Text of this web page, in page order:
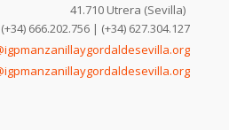
41.710 Utrera (Sevilla)
666.202.756 | (+34) 627.304.127